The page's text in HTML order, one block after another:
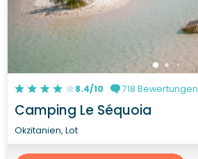
8.4/10 718 Bewertungen
Camping Le Séquoia
Okzitanien, Lot